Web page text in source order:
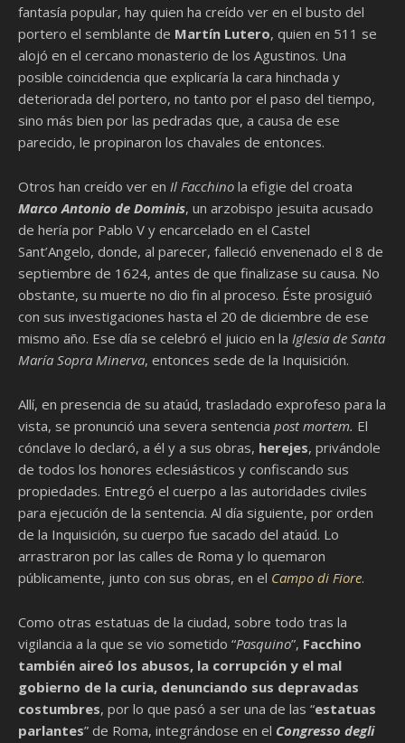
fantasía popular, hay quien ha creído ver en el busto del
portero el semblante de Martín Lutero, quien en 511 se
alojó en el cercano monasterio de los Agustinos. Una
posible coincidencia que explicaría la cara hinchada y
deteriorada del portero, no tanto por el paso del tiempo,
sino más bien por las pedradas que, a causa de ese
parecido, le propinaron los chavales de entonces.
Otros han creído ver en Il Facchino la efigie del croata
Marco Antonio de Dominis, un arzobispo jesuita acusado
de hería por Pablo V y encarcelado en el Castel
Sant’Angelo, donde, al parecer, falleció envenenado el 8 de
septiembre de 1624, antes de que finalizase su causa. No
obstante, su muerte no dio fin al proceso. Éste prosiguió
con sus investigaciones hasta el 20 de diciembre de ese
mismo año. Ese día se celebró el juicio en la Iglesia de Santa
María Sopra Minerva, entonces sede de la Inquisición.
Allí, en presencia de su ataúd, trasladado exprofeso para la
vista, se pronunció una severa sentencia post mortem. El
cónclave lo declaró, a él y a sus obras, herejes, privándole
de todos los honores eclesiásticos y confiscando sus
propiedades. Entregó el cuerpo a las autoridades civiles
para ejecución de la sentencia. Al día siguiente, por orden
de la Inquisición, su cuerpo fue sacado del ataúd. Lo
arrastraron por las calles de Roma y lo quemaron
públicamente, junto con sus obras, en el Campo di Fiore.
Como otras estatuas de la ciudad, sobre todo tras la
vigilancia a la que se vio sometido “Pasquino”, Facchino
también aireó los abusos, la corrupción y el mal
gobierno de la curia, denunciando sus depravadas
costumbres, por lo que pasó a ser una de las “estatuas
parlantes” de Roma, integrándose en el Congresso degli